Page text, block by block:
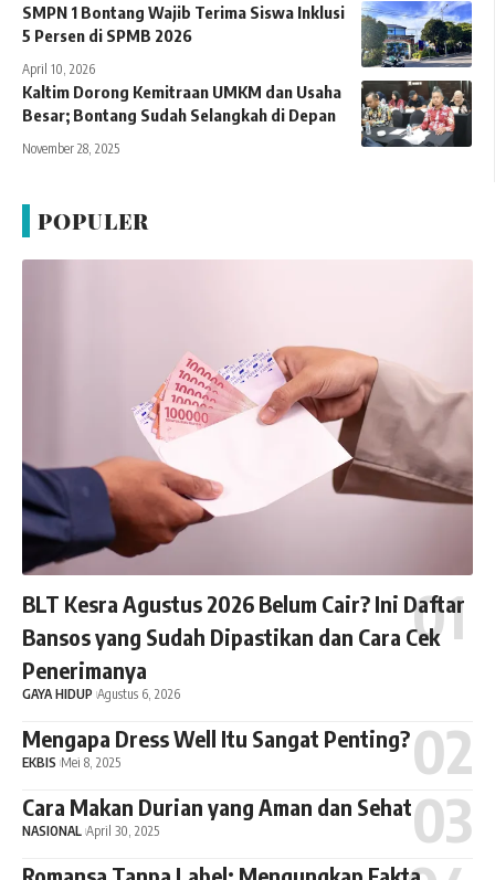
SMPN 1 Bontang Wajib Terima Siswa Inklusi
5 Persen di SPMB 2026
April 10, 2026
Kaltim Dorong Kemitraan UMKM dan Usaha
Besar; Bontang Sudah Selangkah di Depan
November 28, 2025
POPULER
BLT Kesra Agustus 2026 Belum Cair? Ini Daftar
Bansos yang Sudah Dipastikan dan Cara Cek
Penerimanya
GAYA HIDUP Agustus 6, 2026
Mengapa Dress Well Itu Sangat Penting?
EKBIS Mei 8, 2025
Cara Makan Durian yang Aman dan Sehat
NASIONAL April 30, 2025